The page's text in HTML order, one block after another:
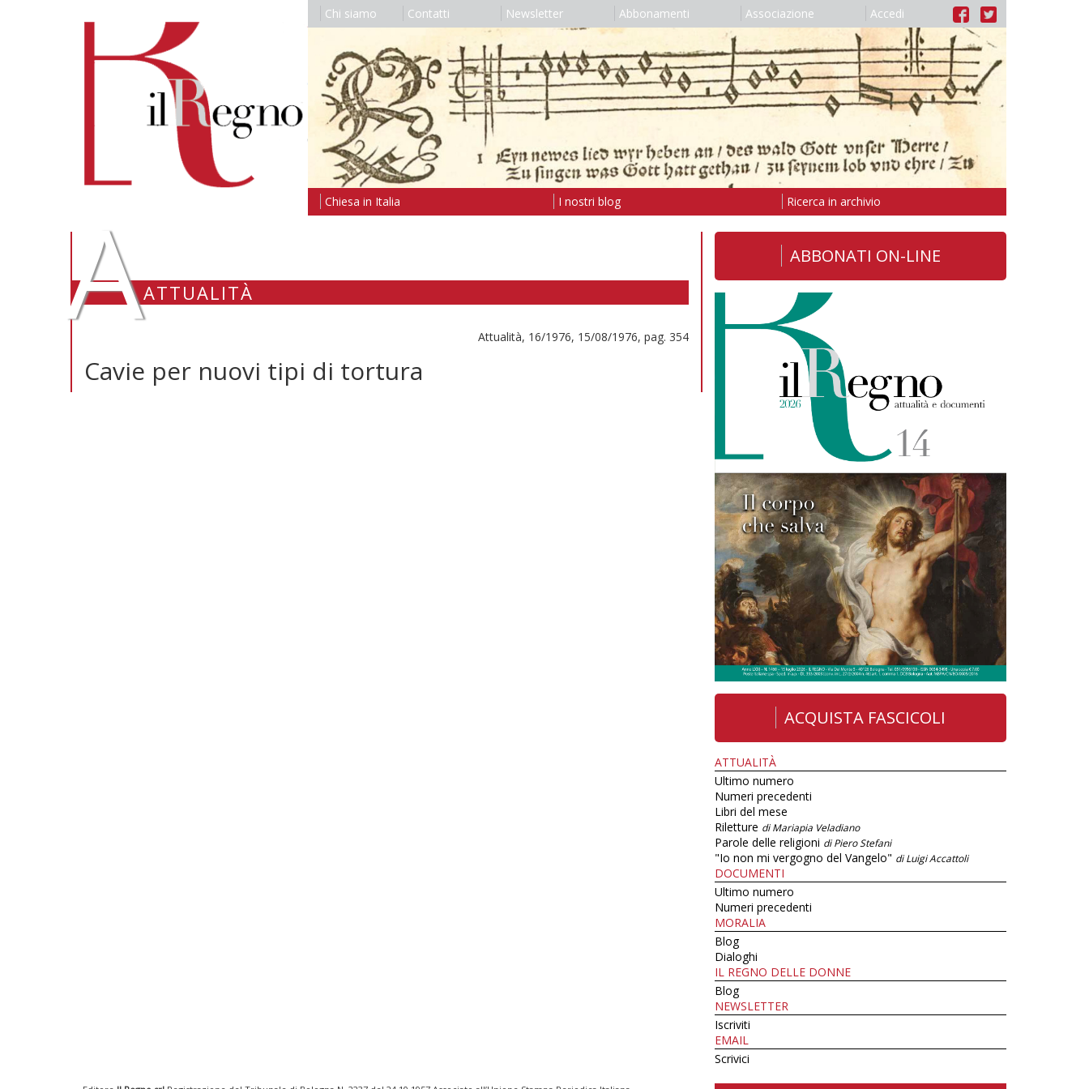
Chi siamo Contatti Newsletter Abbonamenti Associazione Accedi
Chiesa in Italia I nostri blog Ricerca in archivio
AATTUALITÀ
Attualità, 16/1976, 15/08/1976, pag. 354
Cavie per nuovi tipi di tortura
ABBONATI ON-LINE
ACQUISTA FASCICOLI
ATTUALITÀ
Ultimo numero
Numeri precedenti
Libri del mese
Riletture di Mariapia Veladiano
Parole delle religioni di Piero Stefani
"Io non mi vergogno del Vangelo" di Luigi Accattoli
DOCUMENTI
Ultimo numero
Numeri precedenti
MORALIA
Blog
Dialoghi
IL REGNO DELLE DONNE
Blog
NEWSLETTER
Iscriviti
EMAIL
Scrivici